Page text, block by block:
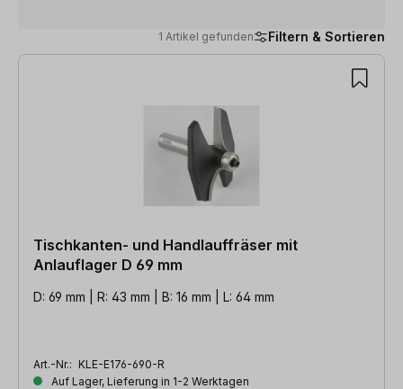
1 Artikel gefunden Filtern & Sortieren
1 Artikel gefunden
Tischkanten- und Handlauffräser mit
Anlauflager D 69 mm
D: 69 mm | R: 43 mm | B: 16 mm | L: 64 mm
Art.-Nr.: KLE-E176-690-R
Auf Lager, Lieferung in 1-2 Werktagen